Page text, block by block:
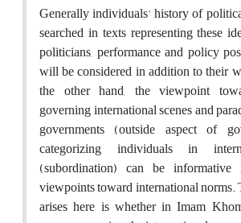
Generally individuals' history of
searched in texts representing these
politicians, performance and policy
will be considered in addition to their
the other hand, the viewpoint
governing international scenes and
governments (outside aspect of
categorizing individuals in
(subordination) can be
viewpoints toward international norms.
arises here is whether in Imam